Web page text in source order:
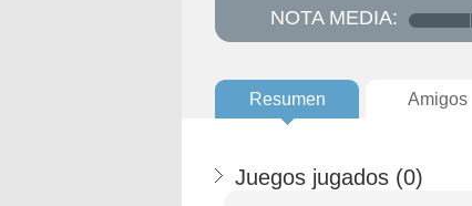
NOTA MEDIA:
Resumen Amigos
Juegos jugados (0)